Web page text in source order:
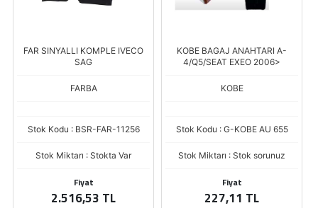
FAR SINYALLI KOMPLE IVECO
SAG
FARBA
Stok Kodu : BSR-FAR-11256
Stok Miktarı : Stokta Var
Fiyat
2.516,53 TL
KOBE BAGAJ ANAHTARI A-
4/Q5/SEAT EXEO 2006>
KOBE
Stok Kodu : G-KOBE AU 655
Stok Miktarı : Stok sorunuz
Fiyat
227,11 TL